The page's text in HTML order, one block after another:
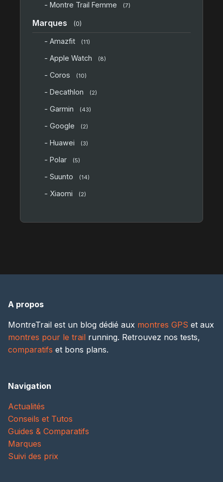
- Montre Trail Femme (7)
Marques (0)
- Amazfit (11)
- Apple Watch (8)
- Coros (10)
- Decathlon (2)
- Garmin (43)
- Google (2)
- Huawei (3)
- Polar (5)
- Suunto (14)
- Xiaomi (2)
A propos
MontreTrail est un blog dédié aux montres GPS et aux
montres pour le trail running. Retrouvez nos tests,
comparatifs et bons plans.
Navigation
Actualités
Conseils et Tutos
Guides & Comparatifs
Marques
Suivi des prix